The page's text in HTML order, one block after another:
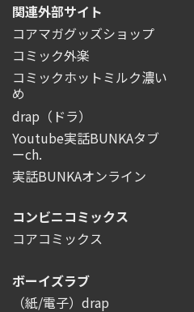
関連外部サイト
コアマガグッズショップ
コミック外楽
コミックホットミルク濃い
め
drap（ドラ）
Youtube実話BUNKAタブ
ーch.
実話BUNKAオンライン
コンビニコミックス
コアコミックス
ボーイズラブ
（紙/電子）drap